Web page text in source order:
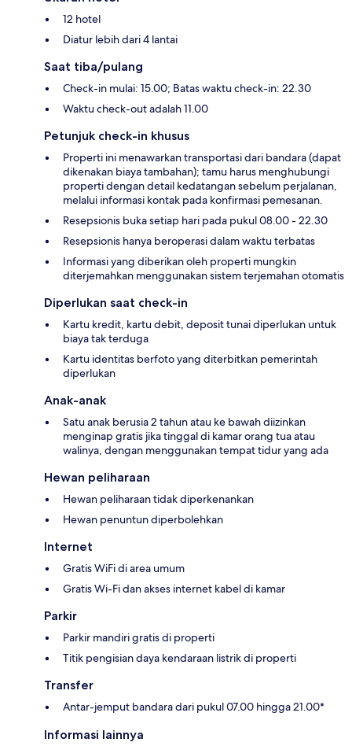
12 hotel
Diatur lebih dari 4 lantai
Saat tiba/pulang
Check-in mulai: 15.00; Batas waktu check-in: 22.30
Waktu check-out adalah 11.00
Petunjuk check-in khusus
Properti ini menawarkan transportasi dari bandara (dapat
dikenakan biaya tambahan); tamu harus menghubungi
properti dengan detail kedatangan sebelum perjalanan,
melalui informasi kontak pada konfirmasi pemesanan.
Resepsionis buka setiap hari pada pukul 08.00 - 22.30
Resepsionis hanya beroperasi dalam waktu terbatas
Informasi yang diberikan oleh properti mungkin
diterjemahkan menggunakan sistem terjemahan otomatis
Diperlukan saat check-in
Kartu kredit, kartu debit, deposit tunai diperlukan untuk
biaya tak terduga
Kartu identitas berfoto yang diterbitkan pemerintah
diperlukan
Anak-anak
Satu anak berusia 2 tahun atau ke bawah diizinkan
menginap gratis jika tinggal di kamar orang tua atau
walinya, dengan menggunakan tempat tidur yang ada
Hewan peliharaan
Hewan peliharaan tidak diperkenankan
Hewan penuntun diperbolehkan
Internet
Gratis WiFi di area umum
Gratis Wi-Fi dan akses internet kabel di kamar
Parkir
Parkir mandiri gratis di properti
Titik pengisian daya kendaraan listrik di properti
Transfer
Antar-jemput bandara dari pukul 07.00 hingga 21.00*
Informasi lainnya